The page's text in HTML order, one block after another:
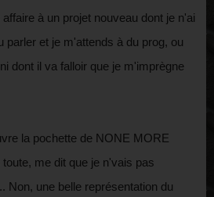
à un projet nouveau dont je n'ai
parler et je m'attends à du prog, ou
dont il va falloir que je m'imprègne
la pochette de NONE MORE
me dit que je n'vais pas
une belle représentation du